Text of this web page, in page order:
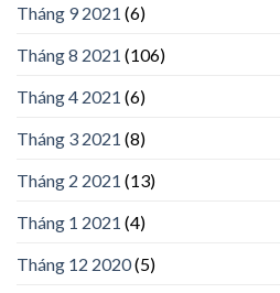
Tháng 9 2021 (6)
Tháng 8 2021 (106)
Tháng 4 2021 (6)
Tháng 3 2021 (8)
Tháng 2 2021 (13)
Tháng 1 2021 (4)
Tháng 12 2020(5)